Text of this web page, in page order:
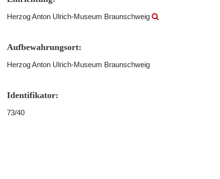
Herzog Anton Ulrich-Museum Braunschweig
Aufbewahrungsort:
Herzog Anton Ulrich-Museum Braunschweig
Identifikator:
73/40